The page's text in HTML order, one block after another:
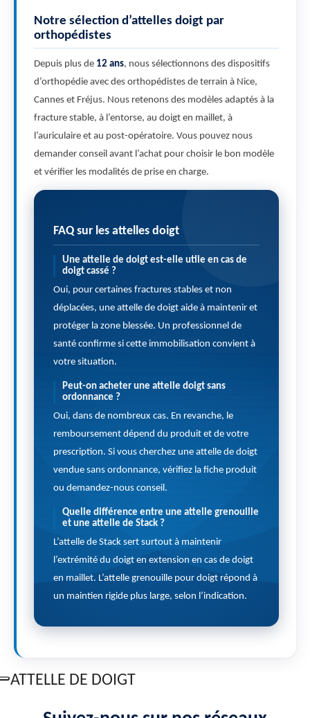
Notre sélection d’attelles doigt par
orthopédistes
Depuis plus de 12 ans, nous sélectionnons des dispositifs
d’orthopédie avec des orthopédistes de terrain à Nice,
Cannes et Fréjus. Nous retenons des modèles adaptés à la
fracture stable, à l’entorse, au doigt en maillet, à
l’auriculaire et au post-opératoire. Vous pouvez nous
demander conseil avant l’achat pour choisir le bon modèle
et vérifier les modalités de prise en charge.
FAQ sur les attelles doigt
Une attelle de doigt est-elle utile en cas de
doigt cassé ?
Oui, pour certaines fractures stables et non
déplacées, une attelle de doigt aide à maintenir et
protéger la zone blessée. Un professionnel de
santé confirme si cette immobilisation convient à
votre situation.
Peut-on acheter une attelle doigt sans
ordonnance ?
Oui, dans de nombreux cas. En revanche, le
remboursement dépend du produit et de votre
prescription. Si vous cherchez une attelle de doigt
vendue sans ordonnance, vérifiez la fiche produit
ou demandez-nous conseil.
Quelle différence entre une attelle grenouille
et une attelle de Stack ?
L’attelle de Stack sert surtout à maintenir
l’extrémité du doigt en extension en cas de doigt
en maillet. L’attelle grenouille pour doigt répond à
un maintien rigide plus large, selon l’indication.
ATTELLE DE DOIGT